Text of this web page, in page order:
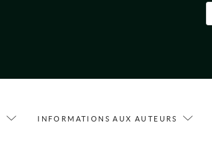
INFORMATIONS AUX AUTEURS